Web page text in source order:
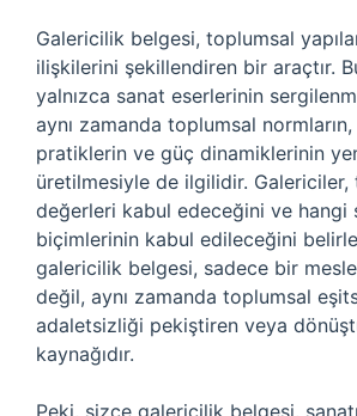
Galericilik belgesi, toplumsal
ilişkilerini şekillendiren bir araçtır.
yalnızca sanat eserlerinin
aynı zamanda toplumsal
pratiklerin ve güç dinamiklerinin
üretilmesiyle de ilgilidir. Galericiler,
değerleri kabul edeceğini ve hangi
biçimlerinin kabul edileceğini
galericilik belgesi, sadece bir
değil, aynı zamanda toplumsal
adaletsizliği pekiştiren veya
kaynağıdır.
Peki, sizce galericilik belgesi,